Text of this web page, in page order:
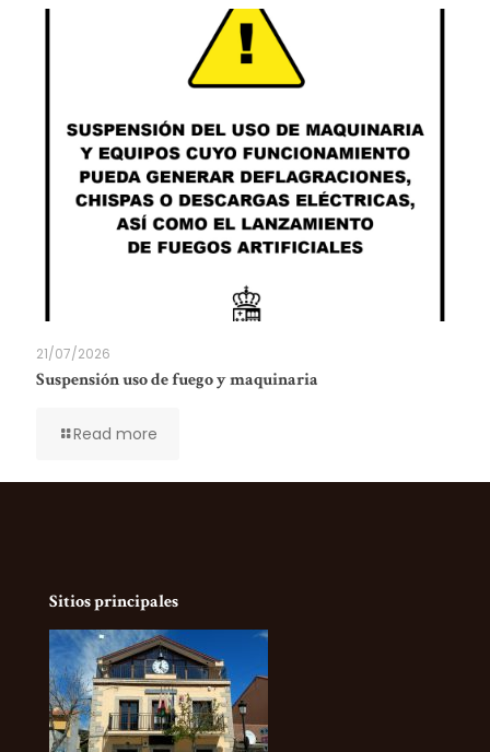
21/07/2026
Suspensión uso de fuego y maquinaria
Read more
Sitios principales